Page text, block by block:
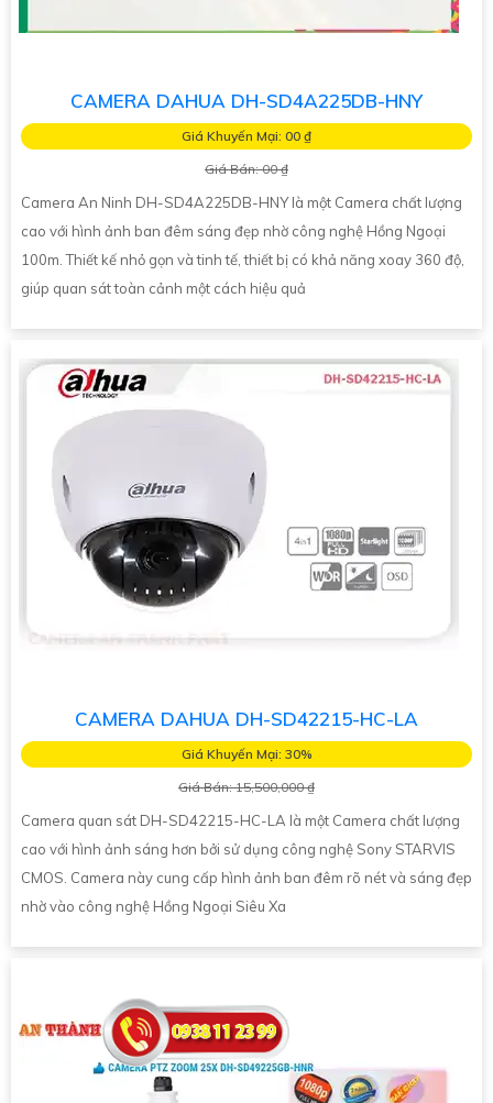
CAMERA DAHUA DH-SD4A225DB-HNY
Giá Khuyến Mại: 00 ₫
Giá Bán: 00 ₫
Camera An Ninh DH-SD4A225DB-HNY là một Camera chất lượng
cao với hình ảnh ban đêm sáng đẹp nhờ công nghệ Hồng Ngoại
100m. Thiết kế nhỏ gọn và tinh tế, thiết bị có khả năng xoay 360 độ,
giúp quan sát toàn cảnh một cách hiệu quả
CAMERA DAHUA DH-SD42215-HC-LA
Giá Khuyến Mại: 30%
Giá Bán: 15,500,000 ₫
Camera quan sát DH-SD42215-HC-LA là một Camera chất lượng
cao với hình ảnh sáng hơn bởi sử dụng công nghệ Sony STARVIS
CMOS. Camera này cung cấp hình ảnh ban đêm rõ nét và sáng đẹp
nhờ vào công nghệ Hồng Ngoại Siêu Xa